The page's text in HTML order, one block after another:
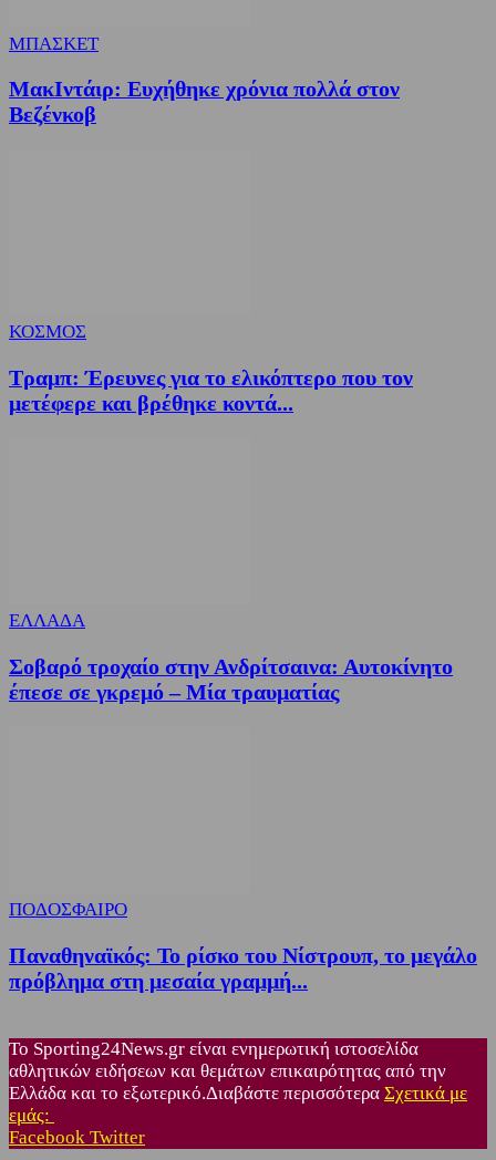
ΜΠΑΣΚΕΤ
ΜακΙντάιρ: Ευχήθηκε χρόνια πολλά στον
Βεζένκοβ
ΚΟΣΜΟΣ
Τραμπ: Έρευνες για το ελικόπτερο που τον
μετέφερε και βρέθηκε κοντά...
ΕΛΛΑΔΑ
Σοβαρό τροχαίο στην Ανδρίτσαινα: Αυτοκίνητο
έπεσε σε γκρεμό – Μία τραυματίας
ΠΟΔΟΣΦΑΙΡΟ
Παναθηναϊκός: Το ρίσκο του Νίστρουπ, το μεγάλο
πρόβλημα στη μεσαία γραμμή...
Το Sporting24News.gr είναι ενημερωτική ιστοσελίδα
αθλητικών ειδήσεων και θεμάτων επικαιρότητας από την
Ελλάδα και το εξωτερικό.Διαβάστε περισσότερα Σχετικά με
εμάς:
Facebook Twitter